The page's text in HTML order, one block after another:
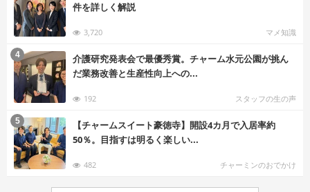
件を詳しく解説
3,720 マメ知識
介護研究発表会で最優秀賞。チャーム水元公園が挑ん
だ業務改善と生産性向上への...
192 スタッフの生の声
4
【チャームスイート豪徳寺】開設4カ月で入居率約
50％。目指すは明るく楽しい...
482 チャーミンのおでかけ
5